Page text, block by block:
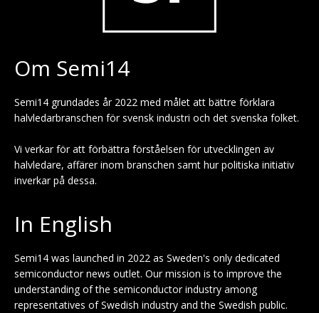
Om Semi14
Semi14 grundades år 2022 med målet att bättre förklara
halvledarbranschen för svensk industri och det svenska folket.
Vi verkar för att förbättra förståelsen för utvecklingen av
halvledare, affärer inom branschen samt hur politiska initiativ
inverkar på dessa.
In English
Semi14 was launched in 2022 as Sweden's only dedicated
semiconductor news outlet. Our mission is to improve the
understanding of the semiconductor industry among
representatives of Swedish industry and the Swedish public.